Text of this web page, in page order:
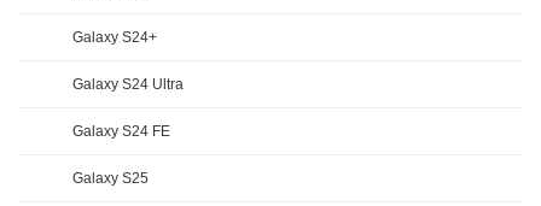
Galaxy S24+
Galaxy S24 Ultra
Galaxy S24 FE
Galaxy S25